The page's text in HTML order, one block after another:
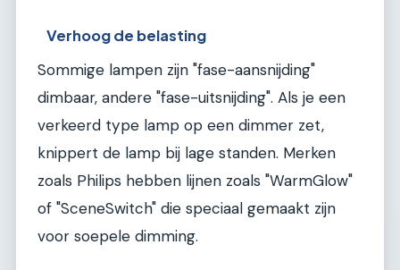
Verhoog de belasting
Sommige lampen zijn "fase-aansnijding"
dimbaar, andere "fase-uitsnijding". Als je een
verkeerd type lamp op een dimmer zet,
knippert de lamp bij lage standen. Merken
zoals Philips hebben lijnen zoals "WarmGlow"
of "SceneSwitch" die speciaal gemaakt zijn
voor soepele dimming.